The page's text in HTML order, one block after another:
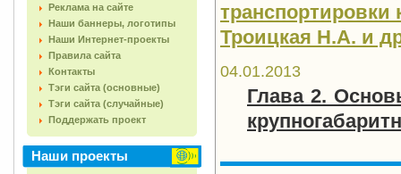
Реклама на сайте
Наши баннеры, логотипы
Наши Интернет-проекты
Правила сайта
Контакты
Тэги сайта (основные)
Тэги сайта (случайные)
Поддержать проект
Наши проекты
транспортировки
Троицкая Н.А. и
04.01.2013
Глава 2.